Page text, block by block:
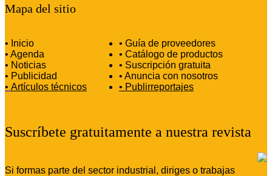
Mapa del sitio
• Inicio
• Agenda
• Noticias
• Publicidad
• Artículos técnicos
• Guía de proveedores
• Catálogo de productos
• Suscripción gratuita
• Anuncia con nosotros
• Publirreportajes
Suscríbete gratuitamente a nuestra revista
Si formas parte del sector industrial, diriges o trabajas